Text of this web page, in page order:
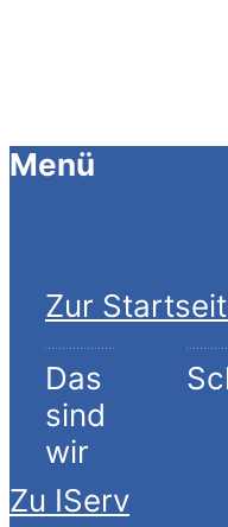
Menü
Zur
Das
sind
wir
Zu IServ